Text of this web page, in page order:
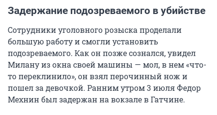
Задержание подозреваемого в убийстве
Сотрудники уголовного розыска проделали
большую работу и смогли установить
подозреваемого. Как он позже сознался, увидел
Милану из окна своей машины — мол, в нем «что-
то переклинило», он взял перочинный нож и
пошел за девочкой. Ранним утром3 июляФедор
Мехнин был задержан на вокзале в Гатчине.